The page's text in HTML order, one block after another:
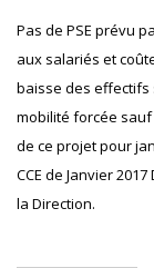
Pas de PSE prévu
aux salariés et
baisse des effectifs
mobilité forcée
de ce projet pour
CCE de Janvier
la Direction.